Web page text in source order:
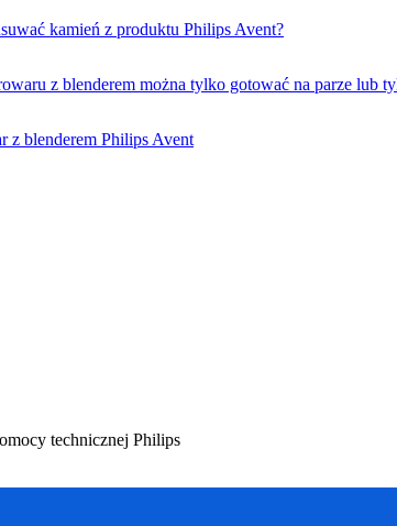
kamień z produktu Philips Avent?
z blenderem można tylko gotować na parze lub
z blenderem Philips Avent
technicznej Philips